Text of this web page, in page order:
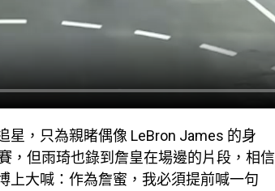
星，只為親睹偶像 LeBron James 的身
，但雨琦也錄到詹皇在場邊的片段，相信
上大喊：作為詹蜜，我必須提前喊一句